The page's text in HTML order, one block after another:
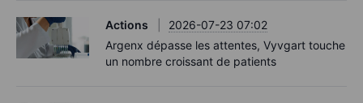
Actions
2026-07-23 07:02
Argenx dépasse les attentes, Vyvgart touche
un nombre croissant de patients